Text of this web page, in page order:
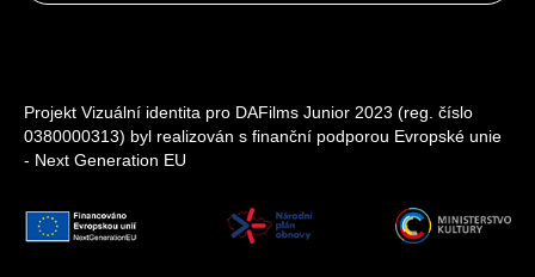
Projekt Vizuální identita pro DAFilms Junior 2023 (reg. číslo
0380000313) byl realizován s finanční podporou Evropské unie
- Next Generation EU